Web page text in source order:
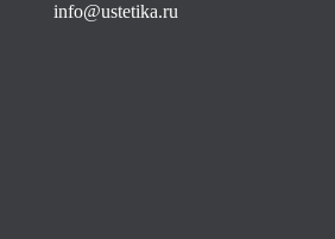
info@ustetika.ru